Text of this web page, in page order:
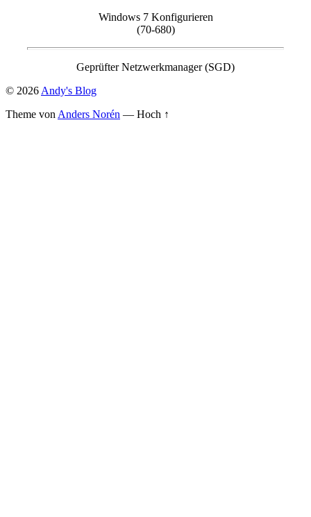
Windows 7 Konfigurieren
(70-680)
Geprüfter Netzwerkmanager (SGD)
© 2026 Andy's Blog
Theme von Anders Norén — Hoch ↑